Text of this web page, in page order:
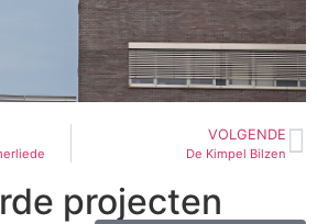
VOLGENDE
De Kimpel Bilzen
projecten